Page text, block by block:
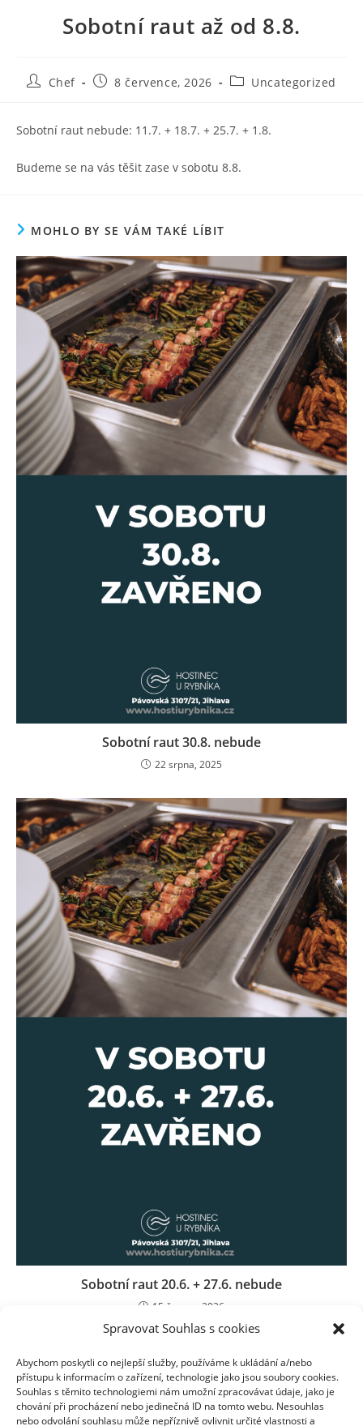
Spravovat Souhlas s cookies
Abychom poskytli co nejlepší služby, používáme k ukládání a/nebo
přístupu k informacím o zařízení, technologie jako jsou soubory cookies.
Souhlas s těmito technologiemi nám umožní zpracovávat údaje, jako je
chování při procházení nebo jedinečná ID na tomto webu. Nesouhlas
nebo odvolání souhlasu může nepříznivě ovlivnit určité vlastnosti a
Sobotní raut až od 8.8.
AutorChef
Příspěvek
8 července, 2026
RubrikyUncategorized
Sobotní raut nebude: 11.7. + 18.7. + 25.7. + 1.8.
Budeme se na vás těšit zase v sobotu 8.8.
MOHLO BY SE VÁM TAKÉ LÍBIT
Sobotní raut 30.8. nebude
22 srpna, 2025
Sobotní raut 20.6. + 27.6. nebude
15 června, 2026